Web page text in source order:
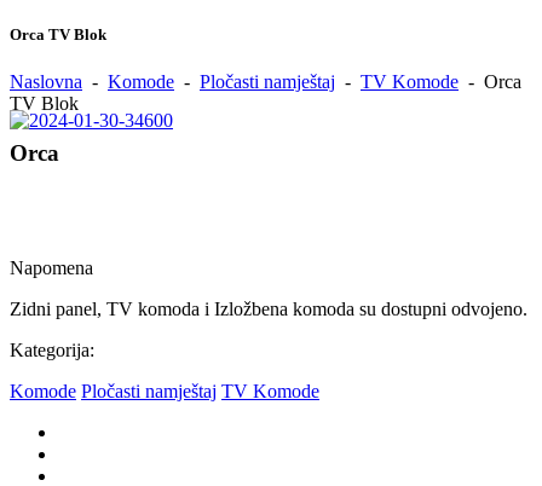
Orca TV Blok
Naslovna - Komode - Pločasti namještaj - TV Komode - Orca
TV Blok
Orca
Napomena
Zidni panel, TV komoda i Izložbena komoda su dostupni odvojeno.
Kategorija:
Komode Pločasti namještaj TV Komode